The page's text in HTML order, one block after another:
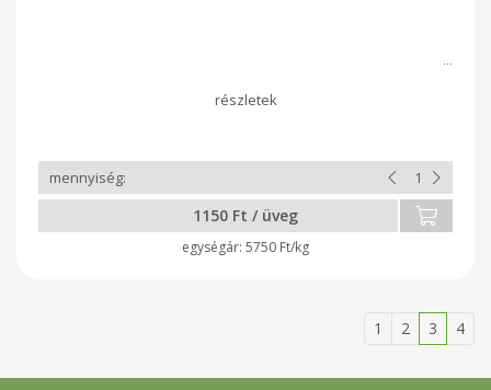
1150 Ft / üveg
5750 Ft/kg
1 2 3 4